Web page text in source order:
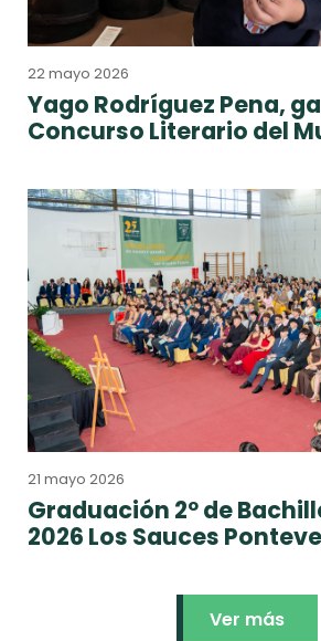
22 mayo 2026
Yago Rodríguez Pena,
Concurso Literario del
21 mayo 2026
Graduación 2º de
2026 Los Sauces
Ver más